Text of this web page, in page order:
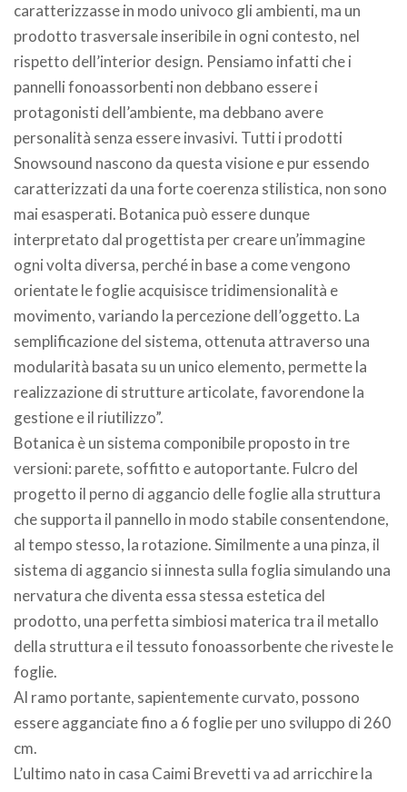
caratterizzasse in modo univoco gli ambienti, ma un
prodotto trasversale inseribile in ogni contesto, nel
rispetto dell’interior design. Pensiamo infatti che i
pannelli fonoassorbenti non debbano essere i
protagonisti dell’ambiente, ma debbano avere
personalità senza essere invasivi. Tutti i prodotti
Snowsound nascono da questa visione e pur essendo
caratterizzati da una forte coerenza stilistica, non sono
mai esasperati. Botanica può essere dunque
interpretato dal progettista per creare un’immagine
ogni volta diversa, perché in base a come vengono
orientate le foglie acquisisce tridimensionalità e
movimento, variando la percezione dell’oggetto. La
semplificazione del sistema, ottenuta attraverso una
modularità basata su un unico elemento, permette la
realizzazione di strutture articolate, favorendone la
gestione e il riutilizzo”.
Botanica è un sistema componibile proposto in tre
versioni: parete, soffitto e autoportante. Fulcro del
progetto il perno di aggancio delle foglie alla struttura
che supporta il pannello in modo stabile consentendone,
al tempo stesso, la rotazione. Similmente a una pinza, il
sistema di aggancio si innesta sulla foglia simulando una
nervatura che diventa essa stessa estetica del
prodotto, una perfetta simbiosi materica tra il metallo
della struttura e il tessuto fonoassorbente che riveste le
foglie.
Al ramo portante, sapientemente curvato, possono
essere agganciate fino a 6 foglie per uno sviluppo di 260
cm.
L’ultimo nato in casa Caimi Brevetti va ad arricchire la